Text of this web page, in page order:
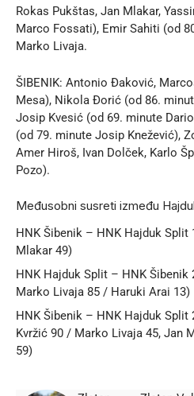
Rokas Pukštas, Jan Mlakar,
Marco Fossati), Emir Sahiti (od
Marko Livaja.
ŠIBENIK: Antonio Đaković,
Mesa), Nikola Đorić (od 86.
Josip Kvesić (od 69. minute
(od 79. minute Josip Knežević),
Amer Hiroš, Ivan Dolček, Karlo
Pozo).
Međusobni susreti između
HNK Šibenik – HNK Hajduk Split
Mlakar 49)
HNK Hajduk Split – HNK Šibenik
Marko Livaja 85 / Haruki Arai 13)
HNK Šibenik – HNK Hajduk Split
Kvržić 90 / Marko Livaja 45, Jan
59)